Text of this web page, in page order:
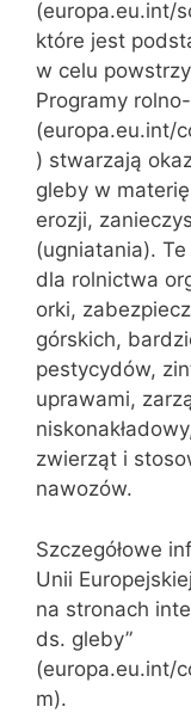
(europa.eu.int/
które jest
w celu
Programy
(europa.eu.int/
) stwarzają
gleby w
erozji,
(ugniatania).
dla rolnictwa
orki,
górskich,
pestycydów,
uprawami,
zwierząt i
nawozów.
Szczegółowe
Unii
na stronach
ds. gleby”
(europa.eu.int/
m).